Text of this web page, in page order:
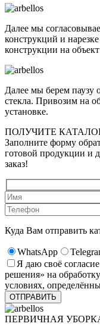
Далее мы
конструкций и
конструкции на
Далее мы берем паузу
стекла. Привозим на
установке.
ПОЛУЧИТЕ
Заполните форму
готовой продукции и
заказ!
Куда Вам отправить
WhatsApp
Я даю своё
решения» на
условиях,
ПЕРВИЧНАЯ